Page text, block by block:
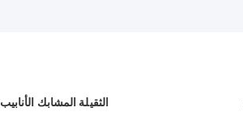
الثقيلة المشابك الأنابيب